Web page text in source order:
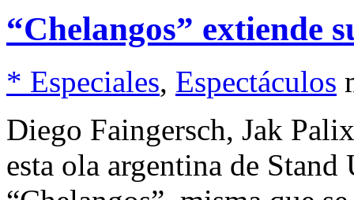
“Chelangos” extiende
* Especiales, Espectáculos
Diego Faingersch, Jak
esta ola argentina de